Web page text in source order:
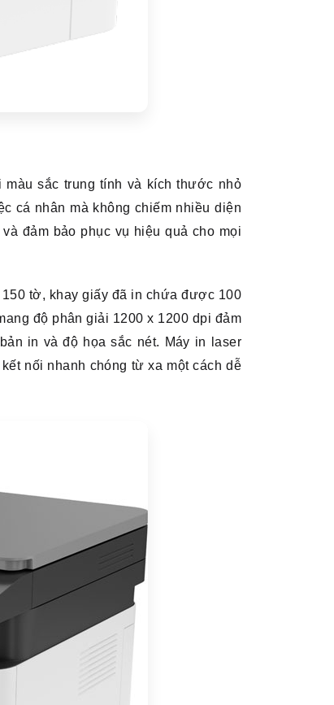
màu sắc trung tính và kích thước nhỏ
cá nhân mà không chiếm nhiều diện
đảm bảo phục vụ hiệu quả cho mọi
tờ, khay giấy đã in chứa được 100
độ phân giải 1200 x 1200 dpi đảm
in và độ họa sắc nét. Máy in laser
nối nhanh chóng từ xa một cách dễ